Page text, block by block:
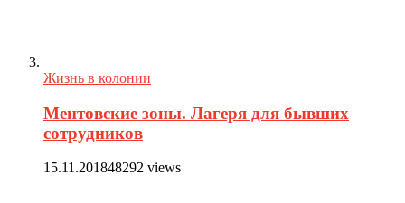
Жизнь в колонии
Ментовские зоны. Лагеря для бывших
сотрудников
15.11.201848292 views